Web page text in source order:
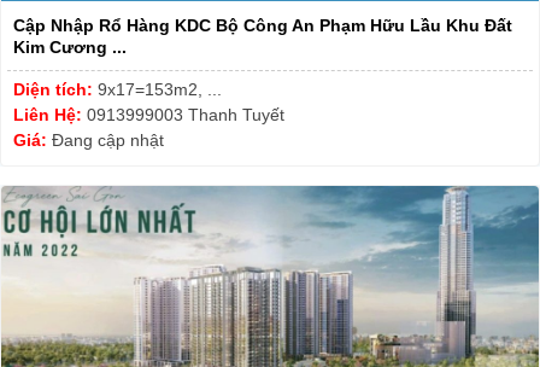
Cập Nhập Rổ Hàng KDC Bộ Công An Phạm Hữu Lầu Khu Đất
Kim Cương ...
Diện tích: 9x17=153m2, ...
Liên Hệ: 0913999003 Thanh Tuyết
Giá: Đang cập nhật